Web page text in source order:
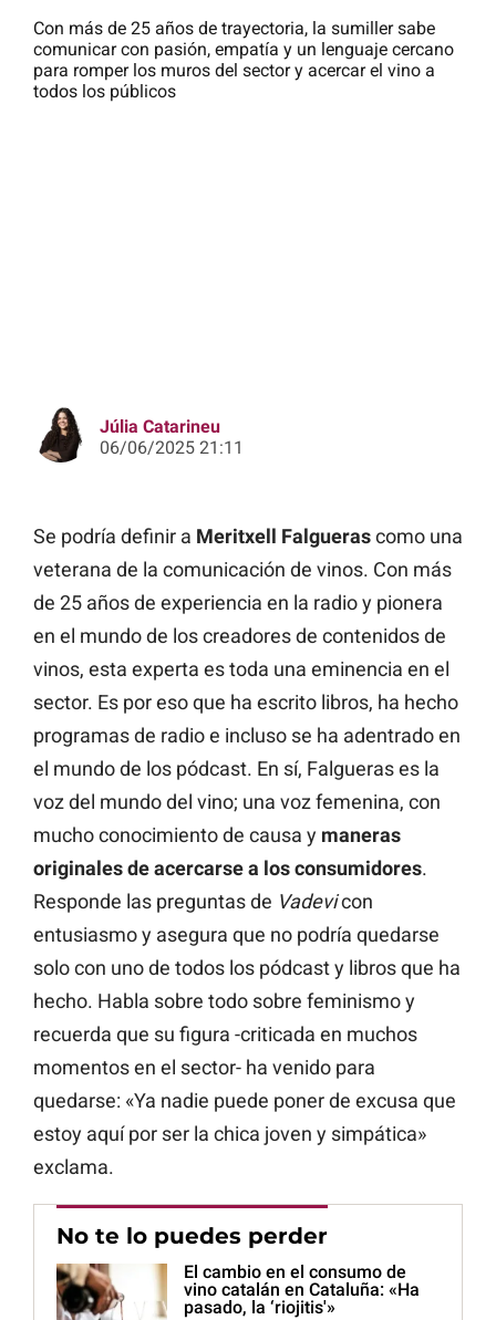
Con más de 25 años de trayectoria, la sumiller sabe
comunicar con pasión, empatía y un lenguaje cercano
para romper los muros del sector y acercar el vino a
todos los públicos
Júlia Catarineu
06/06/2025 21:11
Se podría definir a Meritxell Falguerascomo una
veterana de la comunicación de vinos. Con más
de 25 años de experiencia en la radio y pionera
en el mundo de los creadores de contenidos de
vinos, esta experta es toda una eminencia en el
sector. Es por eso que ha escrito libros, ha hecho
programas de radio e incluso se ha adentrado en
el mundo de los pódcast. En sí, Falgueras es la
voz del mundo del vino; una voz femenina, con
mucho conocimiento de causa y maneras
originales de acercarse a los consumidores.
Responde las preguntas de Vadevicon
entusiasmo y asegura que no podría quedarse
solo con uno de todos los pódcast y libros que ha
hecho. Habla sobre todo sobre feminismo y
recuerda que su figura -criticada en muchos
momentos en el sector- ha venido para
quedarse: «Ya nadie puede poner de excusa que
estoy aquí por ser la chica joven y simpática»
exclama.
No te lo puedes perder
El cambio en el consumo de
vino catalán en Cataluña: «Ha
pasado, la ‘riojitis'»